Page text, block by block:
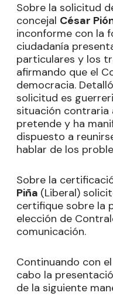
Sobre la solicitud
concejal César
inconforme con la
ciudadanía
particulares y los
afirmando que el
democracia.
solicitud es
situación contraria
pretende y ha
dispuesto a
hablar de los
Sobre la
Piña (Liberal)
certifique sobre la
elección de
comunicación.
Continuando con
cabo la
de la siguiente